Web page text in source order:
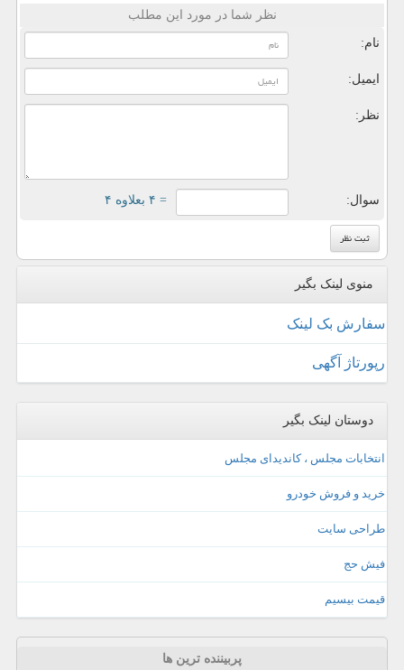
نظر شما در مورد این مطلب
نام:
ایمیل:
نظر:
سوال: = ۴ بعلاوه ۴
منوی لینک بگیر
سفارش بک لینک
رپورتاژ آگهی
دوستان لینک بگیر
انتخابات مجلس ، کاندیدای مجلس
خرید و فروش خودرو
طراحی سایت
فیش حج
قیمت بیسیم
پربیننده ترین ها